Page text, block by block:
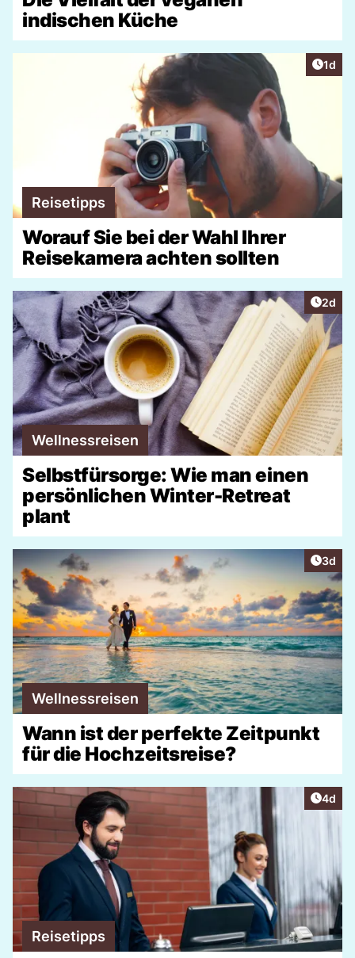
indischen Küche
1d
Reisetipps
Worauf Sie bei der Wahl Ihrer
Reisekamera achten sollten
2d
Wellnessreisen
Selbstfürsorge: Wie man einen
persönlichen Winter-Retreat
plant
3d
Wellnessreisen
Wann ist der perfekte Zeitpunkt
für die Hochzeitsreise?
4d
Reisetipps